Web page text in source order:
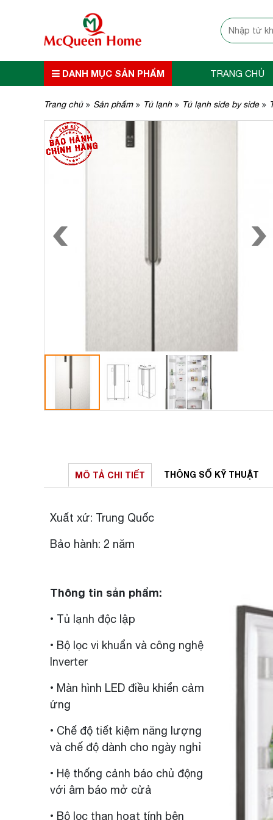
DANH MỤC SẢN PHẨM TRANG CHỦ
Trang chủ Sản phẩm Tủ lạnh Tủ lạnh side by side
MÔ TẢ CHI TIẾT THÔNG SỐ KỸ THUẬT
Xuất xứ: Trung Quốc
Bảo hành: 2 năm
Thông tin sản phẩm:
• Tủ lạnh độc lập
• Bộ lọc vi khuẩn và công nghệ
Inverter
• Màn hình LED điều khiển cảm
ứng
• Chế độ tiết kiệm năng lượng
và chế độ dành cho ngày nghỉ
• Hệ thống cảnh báo chủ động
với âm báo mở cửả
• Bộ lọc than hoạt tính bên